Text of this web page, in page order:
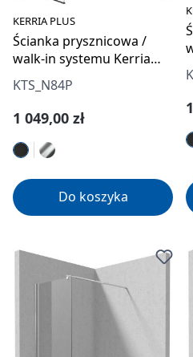
KERRIA PLUS
Ścianka prysznicowa /
walk-in systemu Kerria
Plus 40 cm
KTS_N84P
Cena regularna:
1 049,00 zł
Do koszyka